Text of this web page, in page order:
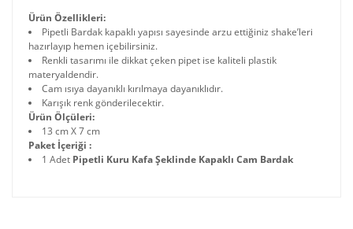
Ürün Özellikleri:
Pipetli Bardak kapaklı yapısı sayesinde arzu ettiğiniz shake’leri
hazırlayıp hemen içebilirsiniz.
Renkli tasarımı ile dikkat çeken pipet ise kaliteli plastik
materyaldendir.
Cam ısıya dayanıklı kırılmaya dayanıklıdır.
Karışık renk gönderilecektir.
Ürün Ölçüleri:
13 cm X 7 cm
Paket İçeriği :
1 Adet Pipetli Kuru Kafa Şeklinde Kapaklı Cam Bardak